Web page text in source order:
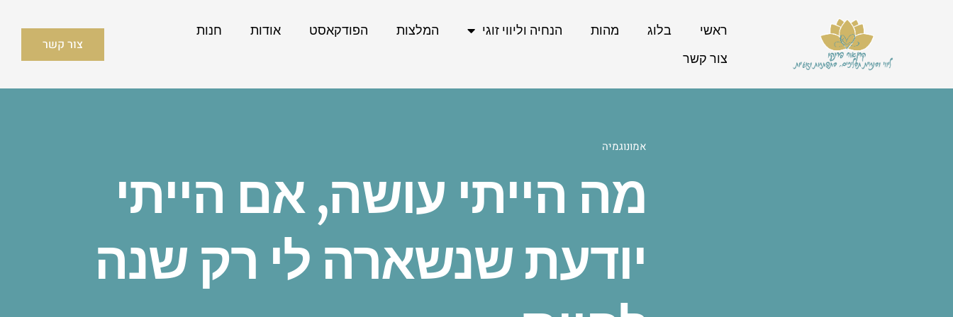
ראשי בלוג מהות הנחיה וליווי זוגי המלצות הפודקאסט אודות
חנות
צור קשר
צור קשר
אמונוגמיה
מה הייתי עושה, אם הייתי
יודעת שנשארה לי רק שנה